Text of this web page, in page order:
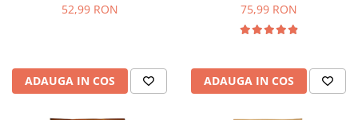
52,99 RON
ADAUGA IN COS
75,99 RON
ADAUGA IN COS